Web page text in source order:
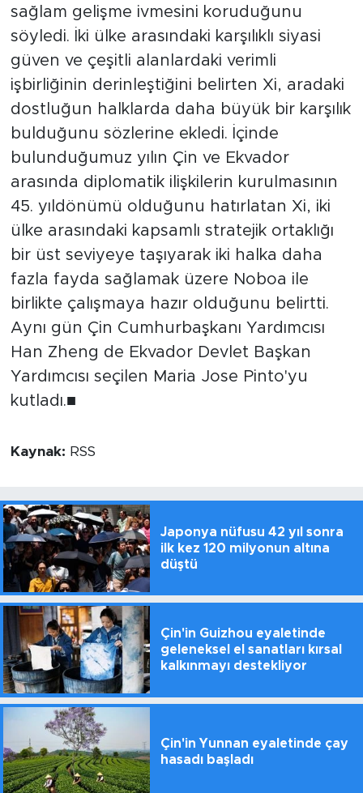
sağlam gelişme ivmesini koruduğunu
söyledi. İki ülke arasındaki karşılıklı siyasi
güven ve çeşitli alanlardaki verimli
işbirliğinin derinleştiğini belirten Xi, aradaki
dostluğun halklarda daha büyük bir karşılık
bulduğunu sözlerine ekledi. İçinde
bulunduğumuz yılın Çin ve Ekvador
arasında diplomatik ilişkilerin kurulmasının
45. yıldönümü olduğunu hatırlatan Xi, iki
ülke arasındaki kapsamlı stratejik ortaklığı
bir üst seviyeye taşıyarak iki halka daha
fazla fayda sağlamak üzere Noboa ile
birlikte çalışmaya hazır olduğunu belirtti.
Aynı gün Çin Cumhurbaşkanı Yardımcısı
Han Zheng de Ekvador Devlet Başkan
Yardımcısı seçilen Maria Jose Pinto'yu
kutladı.■
Kaynak: RSS
Japonya nüfusu 42 yıl sonra
ilk kez 120 milyonun altına
düştü
Çin'in Guizhou eyaletinde
geleneksel el sanatları kırsal
kalkınmayı destekliyor
Çin'in Yunnan eyaletinde çay
hasadı başladı